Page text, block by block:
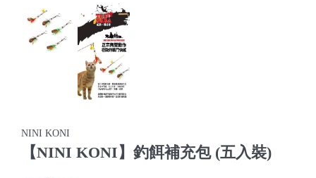
NINI KONI
【NINI KONI】釣餌補充包 (五入裝)